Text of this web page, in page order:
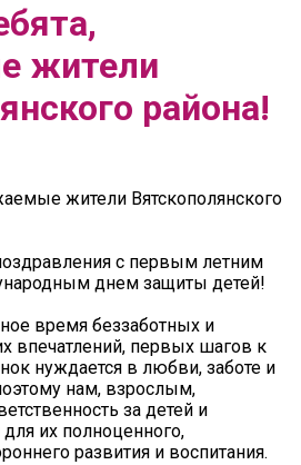
жители
района!
жители Вятскополянского
с первым летним
днем защиты детей!
время беззаботных и
впечатлений, первых шагов к
нуждается в любви, заботе и
нам, взрослым,
за детей и
для их полноценного,
развития и воспитания.